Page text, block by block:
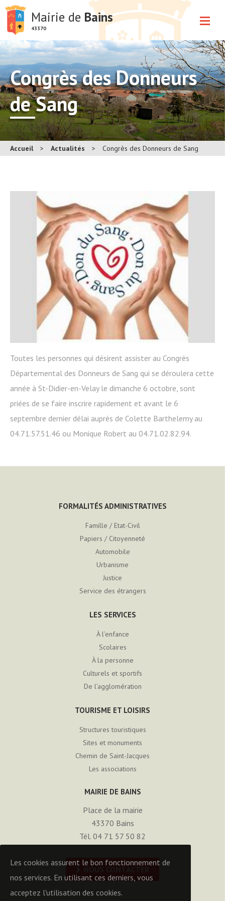
Mairie de Bains
43370
Congrès des Donneurs
de Sang
Accueil > Actualités > Congrès des Donneurs de Sang
Toutes les personnes qui désirent assister au Congrès
Départemental des Donneurs de Sang qui se déroulera cette
année à St-Didier-en-Velay le dimanche 6 octobre, sont
priées de se faire inscrire rapidement et avant le 6
septembre dernier délai auprès de Colette Barthelemy au
04.71.57.51.46 ou Monique Robert au 04.71.02.82.94.
FORMALITÉS ADMINISTRATIVES
Famille / Etat-Civil
Papiers / Citoyenneté
Automobile
Urbanisme
Justice
Service des étrangers
LES SERVICES
À l’enfance
Scolaires
À la personne
Culturels et sportifs
De l’agglomération
TOURISME ET LOISIRS
Structures touristiques
Sites et monuments
Chemin de Saint-Jacques
Les associations
MAIRIE DE BAINS
Place de la mairie
43370 Bains
Tél. 04 71 57 50 82
Les cookies assurent le bon fonctionnement de
nos services. En utilisant ces derniers, vous
acceptez l'utilisation des cookies.